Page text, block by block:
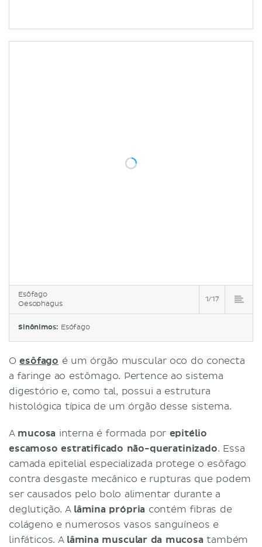
Esôfago
Oesophagus
1/17
Sinônimos: Esófago
Oesôfago é um órgão muscular oco do conecta
a faringe ao estômago. Pertence ao sistema
digestório e, como tal, possui a estrutura
histológica típica de um órgão desse sistema.
A mucosa interna é formada por epitélio
escamoso estratificado não-queratinizado. Essa
camada epitelial especializada protege o esôfago
contra desgaste mecânico e rupturas que podem
ser causados pelo bolo alimentar durante a
deglutição. A lâmina própria contém fibras de
colágeno e numerosos vasos sanguíneos e
linfáticos. A lâmina muscular da mucosa também